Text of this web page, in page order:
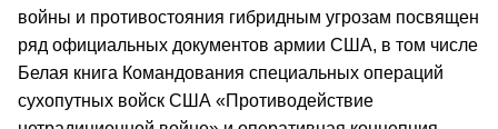
войны и противостояния гибридным угрозам посвящен
ряд официальных документов армии США, в том числе
Белая книга Командования специальных операций
сухопутных войск США «Противодействие